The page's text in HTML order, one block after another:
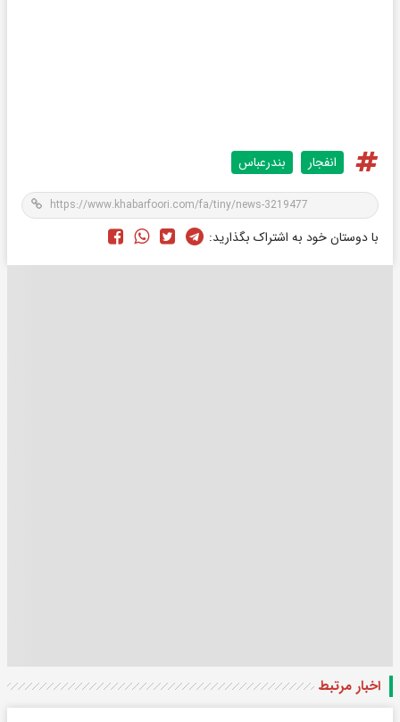
انفجار بندرعباس
با دوستان خود به اشتراک بگذارید:
اخبار مرتبط